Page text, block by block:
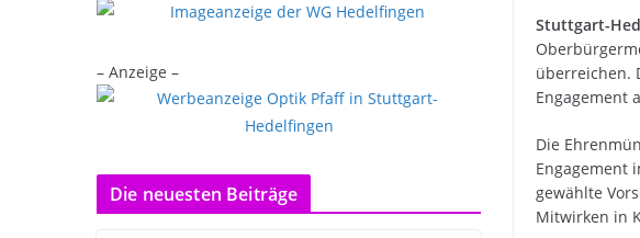
Stuttgart-
überreichen.
Engagement
Die
Engagement
gewählte
Mitwirken in
– Anzeige –
Die neuesten Beiträge